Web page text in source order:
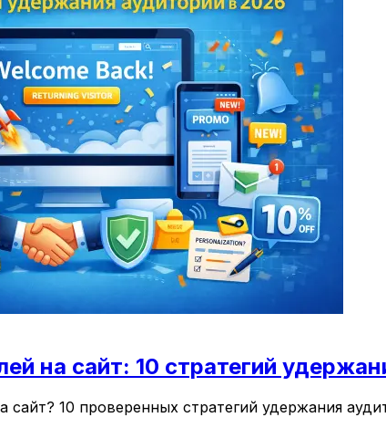
на сайт: 10 стратегий
сайт? 10 проверенных стратегий удержания